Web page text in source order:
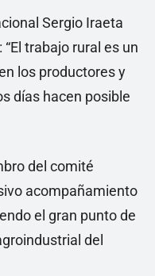
Sergio Iraeta
trabajo rural es un
los productores y
días hacen posible
del comité
acompañamiento
el gran punto de
del